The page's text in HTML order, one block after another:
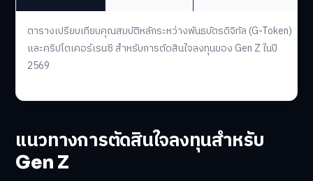
ตารางเปรียบเทียบคุณสมบัติหลักระหว่างพันธบัตรดิจิทัล (G-Token)
และคริปโตเคอร์เรนซี สำหรับการตัดสินใจลงทุนของ Gen Z ในปี
2569
แนวทางการตัดสินใจลงทุนสำหรับ
Gen Z